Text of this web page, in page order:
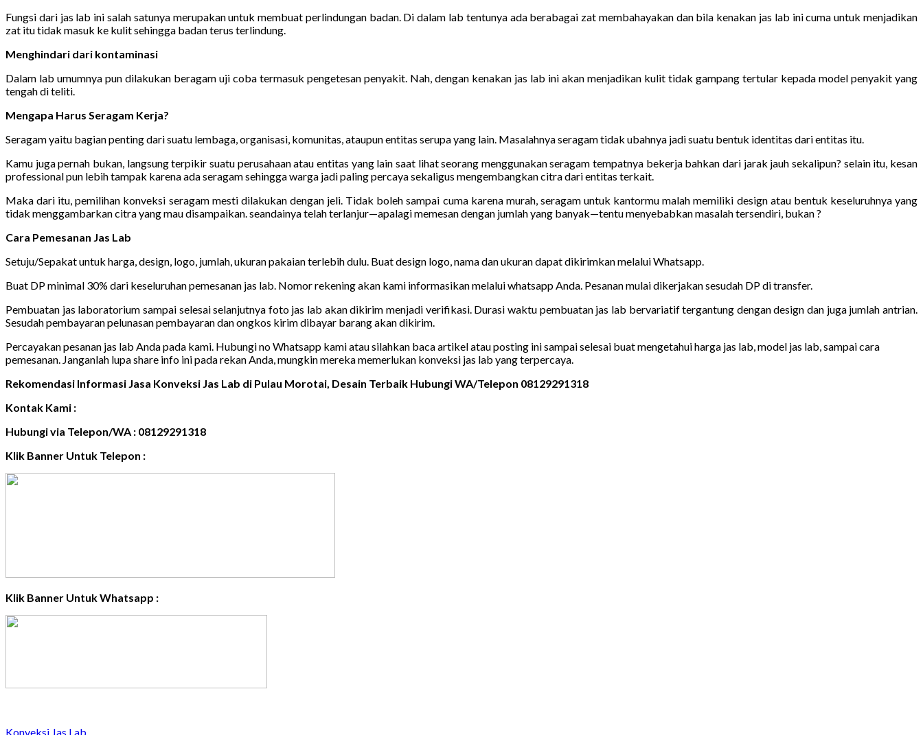
Fungsi dari jas lab ini salah satunya merupakan untuk membuat perlindungan badan. Di dalam lab tentunya ada berabagai zat membahayakan dan bila kenakan jas lab ini cuma untuk menjadikan
zat itu tidak masuk ke kulit sehingga badan terus terlindung.
Menghindari dari kontaminasi
Dalam lab umumnya pun dilakukan beragam uji coba termasuk pengetesan penyakit. Nah, dengan kenakan jas lab ini akan menjadikan kulit tidak gampang tertular kepada model penyakit yang
tengah di teliti.
Mengapa Harus Seragam Kerja?
Seragam yaitu bagian penting dari suatu lembaga, organisasi, komunitas, ataupun entitas serupa yang lain. Masalahnya seragam tidak ubahnya jadi suatu bentuk identitas dari entitas itu.
Kamu juga pernah bukan, langsung terpikir suatu perusahaan atau entitas yang lain saat lihat seorang menggunakan seragam tempatnya bekerja bahkan dari jarak jauh sekalipun? selain itu, kesan
professional pun lebih tampak karena ada seragam sehingga warga jadi paling percaya sekaligus mengembangkan citra dari entitas terkait.
Maka dari itu, pemilihan konveksi seragam mesti dilakukan dengan jeli. Tidak boleh sampai cuma karena murah, seragam untuk kantormu malah memiliki design atau bentuk keseluruhnya yang
tidak menggambarkan citra yang mau disampaikan. seandainya telah terlanjur—apalagi memesan dengan jumlah yang banyak—tentu menyebabkan masalah tersendiri, bukan ?
Cara Pemesanan Jas Lab
Setuju/Sepakat untuk harga, design, logo, jumlah, ukuran pakaian terlebih dulu. Buat design logo, nama dan ukuran dapat dikirimkan melalui Whatsapp.
Buat DP minimal 30% dari keseluruhan pemesanan jas lab. Nomor rekening akan kami informasikan melalui whatsapp Anda. Pesanan mulai dikerjakan sesudah DP di transfer.
Pembuatan jas laboratorium sampai selesai selanjutnya foto jas lab akan dikirim menjadi verifikasi. Durasi waktu pembuatan jas lab bervariatif tergantung dengan design dan juga jumlah antrian.
Sesudah pembayaran pelunasan pembayaran dan ongkos kirim dibayar barang akan dikirim.
Percayakan pesanan jas lab Anda pada kami. Hubungi no Whatsapp kami atau silahkan baca artikel atau posting ini sampai selesai buat mengetahui harga jas lab, model jas lab, sampai cara
pemesanan. Janganlah lupa share info ini pada rekan Anda, mungkin mereka memerlukan konveksi jas lab yang terpercaya.
Rekomendasi Informasi Jasa Konveksi Jas Lab di Pulau Morotai, Desain Terbaik Hubungi WA/Telepon 08129291318
Kontak Kami :
Hubungi via Telepon/WA : 08129291318
Klik Banner Untuk Telepon :
Klik Banner Untuk Whatsapp :
Konveksi Jas Lab